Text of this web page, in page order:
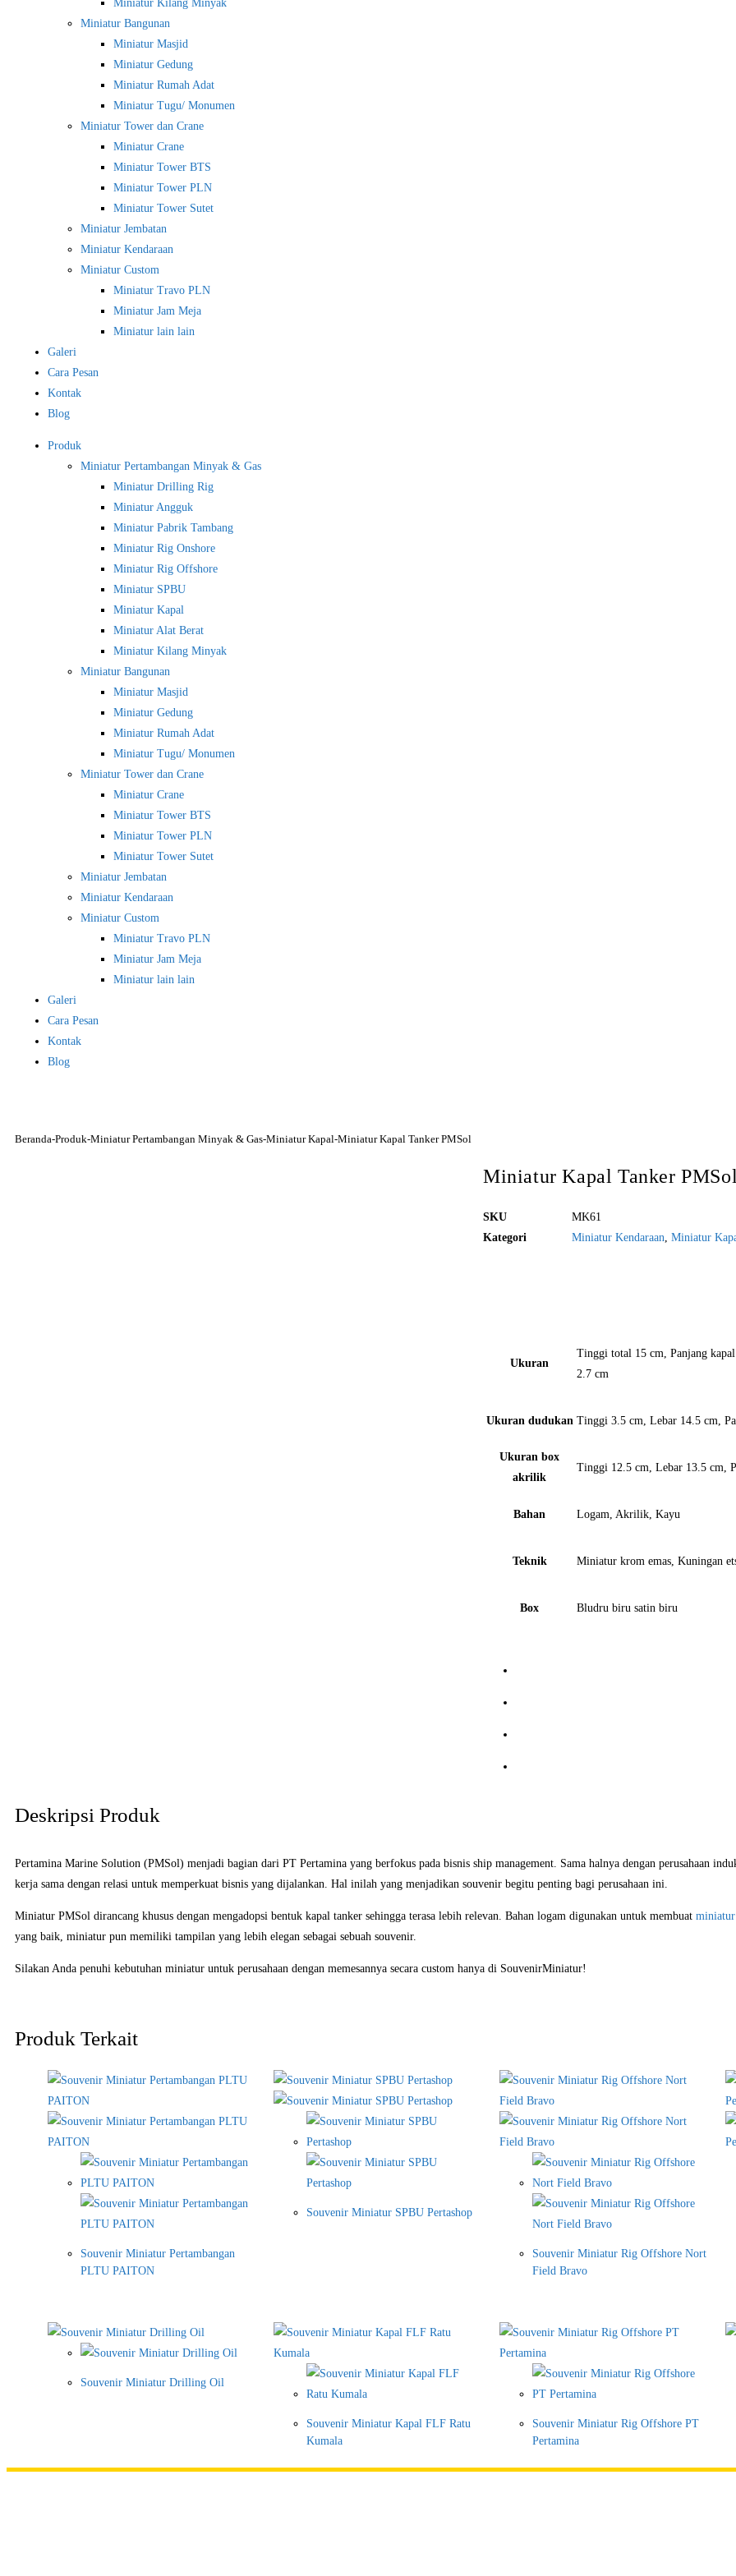
Miniatur Kilang Minyak
Miniatur Bangunan
Miniatur Masjid
Miniatur Gedung
Miniatur Rumah Adat
Miniatur Tugu/ Monumen
Miniatur Tower dan Crane
Miniatur Crane
Miniatur Tower BTS
Miniatur Tower PLN
Miniatur Tower Sutet
Miniatur Jembatan
Miniatur Kendaraan
Miniatur Custom
Miniatur Travo PLN
Miniatur Jam Meja
Miniatur lain lain
Galeri
Cara Pesan
Kontak
Blog
Produk
Miniatur Pertambangan Minyak & Gas
Miniatur Drilling Rig
Miniatur Angguk
Miniatur Pabrik Tambang
Miniatur Rig Onshore
Miniatur Rig Offshore
Miniatur SPBU
Miniatur Kapal
Miniatur Alat Berat
Miniatur Kilang Minyak
Miniatur Bangunan
Miniatur Masjid
Miniatur Gedung
Miniatur Rumah Adat
Miniatur Tugu/ Monumen
Miniatur Tower dan Crane
Miniatur Crane
Miniatur Tower BTS
Miniatur Tower PLN
Miniatur Tower Sutet
Miniatur Jembatan
Miniatur Kendaraan
Miniatur Custom
Miniatur Travo PLN
Miniatur Jam Meja
Miniatur lain lain
Galeri
Cara Pesan
Kontak
Blog
Beranda-Produk-Miniatur Pertambangan Minyak & Gas-Miniatur Kapal-Miniatur Kapal Tanker PMSol
Miniatur Kapal Tanker PMSol
SKU
MK61
Kategori
Miniatur Kendaraan, Miniatur
Ukuran
Tinggi total 15 cm, Panjang
2.7 cm
Ukuran dudukan Tinggi 3.5 cm, Lebar 14.5 cm,
Ukuran box
akrilik
Tinggi 12.5 cm, Lebar 13.5 cm,
Bahan Logam, Akrilik, Kayu
Teknik Miniatur krom emas, Kuningan
Box Bludru biru satin biru
Deskripsi Produk
Pertamina Marine Solution (PMSol) menjadi bagian dari PT Pertamina yang berfokus pada bisnis ship management. Sama halnya dengan perusahaan
kerja sama dengan relasi untuk memperkuat bisnis yang dijalankan. Hal inilah yang menjadikan souvenir begitu penting bagi perusahaan ini.
Miniatur PMSol dirancang khusus dengan mengadopsi bentuk kapal tanker sehingga terasa lebih relevan. Bahan logam digunakan untuk membuat miniatur
yang baik, miniatur pun memiliki tampilan yang lebih elegan sebagai sebuah souvenir.
Silakan Anda penuhi kebutuhan miniatur untuk perusahaan dengan memesannya secara custom hanya di SouvenirMiniatur!
Produk Terkait
Souvenir Miniatur Pertambangan
PLTU PAITON
Souvenir Miniatur SPBU Pertashop
Souvenir Miniatur Rig Offshore Nort
Field Bravo
Souvenir Miniatur Drilling Oil
Souvenir Miniatur Kapal FLF Ratu
Kumala
Souvenir Miniatur Rig Offshore PT
Pertamina